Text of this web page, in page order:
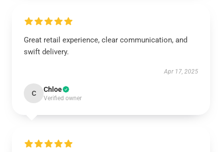
Great retail experience, clear communication, and
swift delivery.
Apr 17, 2025
C Chloe
Verified owner